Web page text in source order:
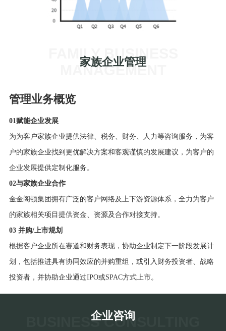
家族企业管理
FAMILY BUSINESS
MANAGEMENT
管理业务概览
01赋能企业发展
为为客户家族企业提供法律、税务、财务、人力等咨询服务，为客
户的家族企业找到更优解决方案和客观谨慎的发展建议，为客户的
企业发展提供定制化服务。
02与家族企业合作
金金阁顿集团拥有广泛的客户网络及上下游资源体系，全力为客户
的家族相关项目提供资金、资源及合作对接支持。
03 并购/上市规划
根据客户企业所在赛道和财务表现，协助企业制定下一阶段发展计
划，包括推进具有协同效应的并购重组，或引入财务投资者、战略
投资者，并协助企业通过IPO或SPAC方式上市。
企业咨询
BUSINESS CONSULTING